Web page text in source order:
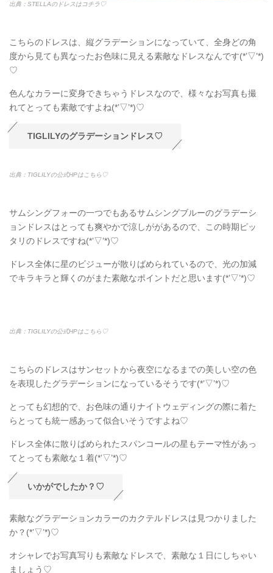
出典：STELLAのドレスはコチラ♡
こちらのドレスは、縦グラデーションになっていて、全身どの角
度から見ても異なったお色味に見える素敵なドレスなんです(*’▽’*)
♡
色んなカラーに変身できちゃうドレスなので、様々なお写真も撮
れてとっても素敵ですよね(*’▽’*)♡
TIGLILYのグラデーションドレス♡
出典：TIGLILYの公式HPはこちら♡
サムシングフォーの一つでもあるサムシングブルーのグラデーシ
ョンドレスはとっても爽やかで涼しががあるので、この時期ピッ
タリのドレスですね(*’▽’*)♡
ドレス全体に星のビジューが散りばめられているので、光の加減
でキラキラと輝くのがまた素敵なポイントだと思います(*’▽’*)♡
出典：TIGLILYの公式HPはこちら♡
こちらのドレスはサンセットから夜空になるまでの美しい空の色
を表現したグラデーションになっているそうです(*’▽’*)♡
とっても幻想的で、お色味の通りナイトウェディングの際に着た
らとっても統一感あって似合いそうですよね♡
ドレス全体に散りばめられたスパンコールの星もテーマ性があっ
てとっても素敵な１着(*’▽’*)♡
いかがでしたか？♡
素敵なグラデーションカラーのカクテルドレスは見つかりました
か？(*’▽’*)♡
オシャレでお写真写りも素敵なドレスで、素敵な１日にしちゃい
ましょう♡